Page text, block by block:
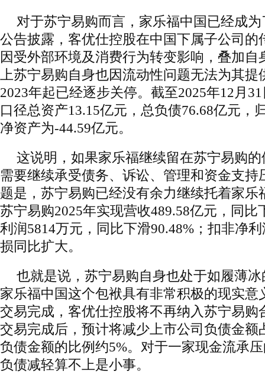
对于苏宁易购而言，家乐福中国已经成
公告披露，客优仕控股在中国下属子公司的
因受外部环境及消费行为转变影响，叠加自
上苏宁易购自身也因流动性问题无法为其
2023年起已经逐步关停。截至2025年12月
口径总资产13.15亿元，总负债76.68亿元，
净资产为-44.59亿元。
这说明，如果家乐福继续留在苏宁易购
需要继续承受债务、诉讼、管理和资金支持
题是，苏宁易购已经没有余力继续托着家乐
苏宁易购2025年实现营收489.58亿元，同比
利润5814万元，同比下滑90.48%；扣非净
损同比扩大。
也就是说，苏宁易购自身也处于如履薄
家乐福中国这个包袱具有非常积极的现实意
交易完成，客优仕控股将不再纳入苏宁易购
交易完成后，预计将减少上市公司负债金额
负债金额的比例约5%。对于一家现金流承
负债减轻算不上是小事。